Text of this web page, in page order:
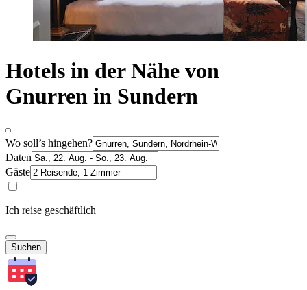
Hotels in der Nähe von
Gnurren in Sundern
Wo soll’s hingehen?
Daten
Gäste
Ich reise geschäftlich
Suchen